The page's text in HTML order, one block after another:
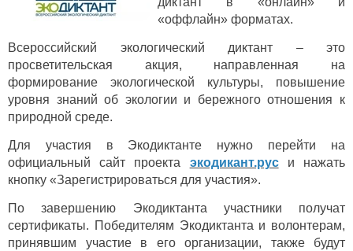
«оффлайн» форматах.
Всероссийский экологический диктант – это
просветительская акция, направленная на
формирование экологической культуры, повышение
уровня знаний об экологии и бережного отношения к
природной среде.
Для участия в Экодиктанте нужно перейти на
официальный сайт проекта экодикант.рус
и нажать
кнопку «Зарегистрироваться для участия».
По завершению Экодиктанта участники получат
сертификаты. Победителям Экодиктанта и волонтерам,
принявшим участие в его организации, также будут